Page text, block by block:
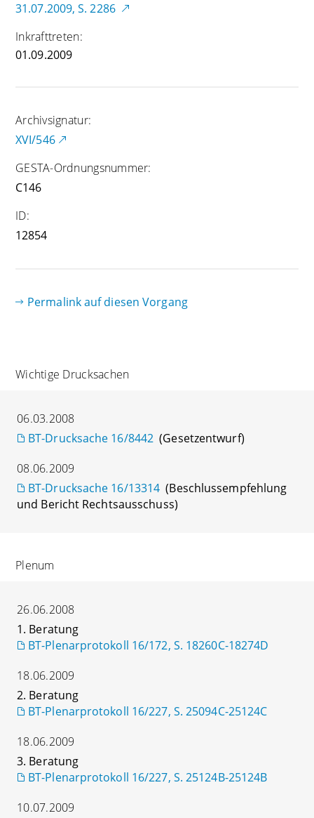
31.07.2009, S. 2286
Inkrafttreten:
01.09.2009
Archivsignatur:
XVI/546
GESTA-Ordnungsnummer:
C146
ID:
12854
Permalink auf diesen Vorgang
Wichtige Drucksachen
06.03.2008
BT-Drucksache 16/8442 (Gesetzentwurf)
08.06.2009
BT-Drucksache 16/13314 (Beschlussempfehlung
und Bericht Rechtsausschuss)
Plenum
26.06.2008
1. Beratung
BT-Plenarprotokoll 16/172, S. 18260C-18274D
18.06.2009
2. Beratung
BT-Plenarprotokoll 16/227, S. 25094C-25124C
18.06.2009
3. Beratung
BT-Plenarprotokoll 16/227, S. 25124B-25124B
10.07.2009